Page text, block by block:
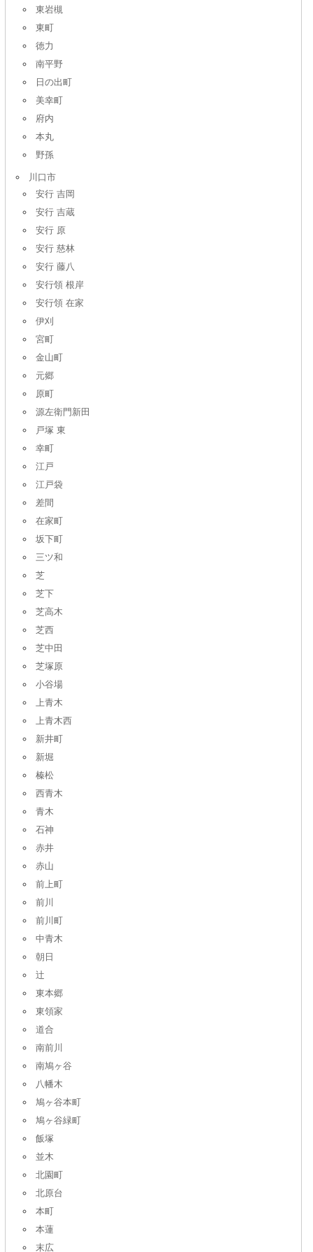
東岩槻
東町
徳力
南平野
日の出町
美幸町
府内
本丸
野孫
川口市
安行 吉岡
安行 吉蔵
安行 原
安行 慈林
安行 藤八
安行領 根岸
安行領 在家
伊刈
宮町
金山町
元郷
原町
源左衛門新田
戸塚 東
幸町
江戸
江戸袋
差間
在家町
坂下町
三ツ和
芝
芝下
芝高木
芝西
芝中田
芝塚原
小谷場
上青木
上青木西
新井町
新堀
榛松
西青木
青木
石神
赤井
赤山
前上町
前川
前川町
中青木
朝日
辻
東本郷
東領家
道合
南前川
南鳩ヶ谷
八幡木
鳩ヶ谷本町
鳩ヶ谷緑町
飯塚
並木
北園町
北原台
本町
本蓮
末広